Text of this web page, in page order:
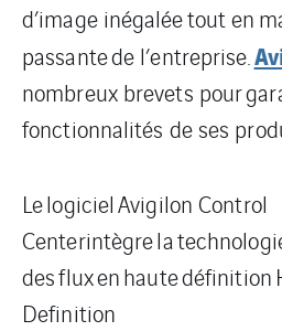
d’image inégalée tout en
passantede l’entreprise.
nombreux brevets pour
fonctionnalités de ses
Le logiciel Avigilon Control
Centerintègrela
des fluxenhautedéfinition
Definition